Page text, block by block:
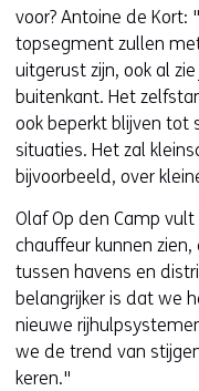
voor? Antoine de Kort:
topsegment zullen
uitgerust zijn, ook al
buitenkant. Het
ook beperkt blijven tot
situaties. Het zal
bijvoorbeeld, over
Olaf Op den Camp
chauffeur kunnen
tussen havens en
belangrijker is dat we
nieuwe
we de trend van
keren."